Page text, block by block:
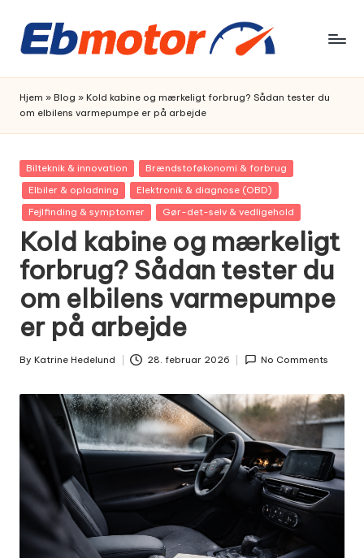
Skip
content
Hjem » Blog » Kold kabine og mærkeligt forbrug? Sådan tester du
om elbilens varmepumpe er på arbejde
Posted
in
Bilteknik & innovation
Brændstoføkonomi & forbrug
Elbiler & opladning
Elektronik & diagnose (OBD)
Fejlfinding & symptomer
Gør-det-selv & vedligehold
Kold kabine og mærkeligt
forbrug? Sådan tester du
om elbilens varmepumpe
er på arbejde
Posted
By Katrine Hedelund 28. februar 2026 No Comments